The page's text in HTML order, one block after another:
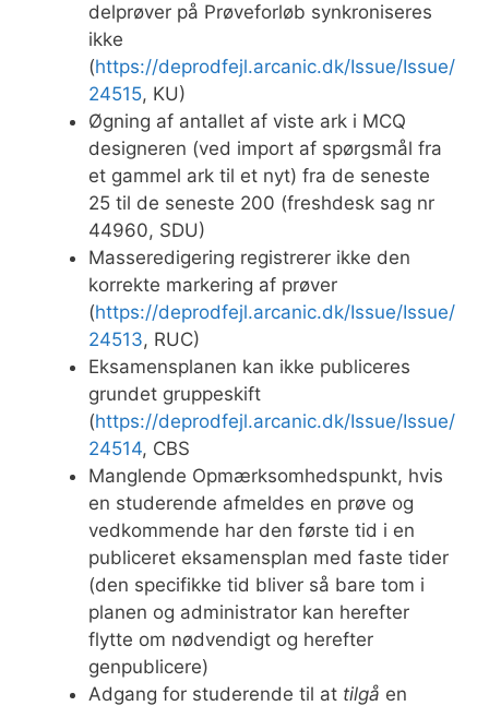
delprøver på Prøveforløb synkroniseres
ikke
(https://deprodfejl.arcanic.dk/Issue/Issue/
24515, KU)
Øgning af antallet af viste ark i MCQ
designeren (ved import af spørgsmål fra
et gammel ark til et nyt) fra de seneste
25 til de seneste 200 (freshdesk sag nr
44960, SDU)
Masseredigering registrerer ikke den
korrekte markering af prøver
(https://deprodfejl.arcanic.dk/Issue/Issue/
24513, RUC)
Eksamensplanen kan ikke publiceres
grundet gruppeskift
(https://deprodfejl.arcanic.dk/Issue/Issue/
24514, CBS
Manglende Opmærksomhedspunkt, hvis
en studerende afmeldes en prøve og
vedkommende har den første tid i en
publiceret eksamensplan med faste tider
(den specifikke tid bliver så bare tom i
planen og administrator kan herefter
flytte om nødvendigt og herefter
genpublicere)
Adgang for studerende til at tilgå en